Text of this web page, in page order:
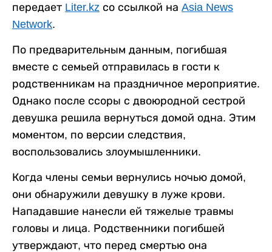
передает Liter.kz со ссылкой на Asia News
Network.
По предварительным данным, погибшая
вместе с семьей отправилась в гости к
родственникам на праздничное мероприятие.
Однако после ссоры с двоюродной сестрой
девушка решила вернуться домой одна. Этим
моментом, по версии следствия,
воспользовались злоумышленники.
Когда члены семьи вернулись ночью домой,
они обнаружили девушку в луже крови.
Нападавшие нанесли ей тяжелые травмы
головы и лица. Родственники погибшей
утверждают, что перед смертью она